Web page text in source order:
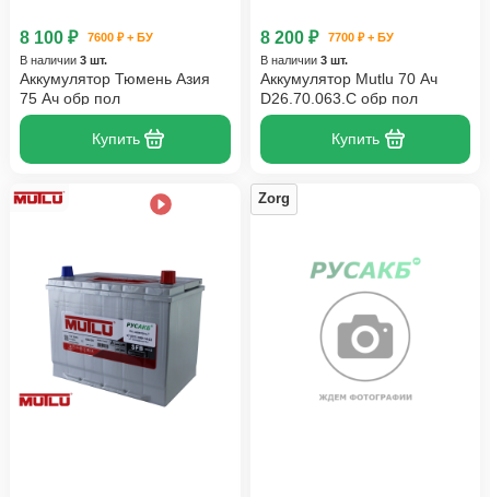
8 100 ₽
7600 ₽ + БУ
В наличии 3 шт.
Аккумулятор Тюмень Азия
75 Ач обр пол
Купить
8 200 ₽
7700 ₽ + БУ
В наличии 3 шт.
Аккумулятор Mutlu 70 Ач
D26.70.063.C обр пол
Купить
Zorg